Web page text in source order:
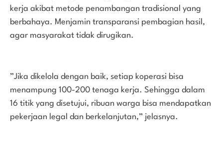
kerja akibat metode penambangan tradisional yang
berbahaya. Menjamin transparansi pembagian hasil,
agar masyarakat tidak dirugikan.
”Jika dikelola dengan baik, setiap koperasi bisa
menampung 100-200 tenaga kerja. Sehingga dalam
16 titik yang disetujui, ribuan warga bisa mendapatkan
pekerjaan legal dan berkelanjutan,” jelasnya.